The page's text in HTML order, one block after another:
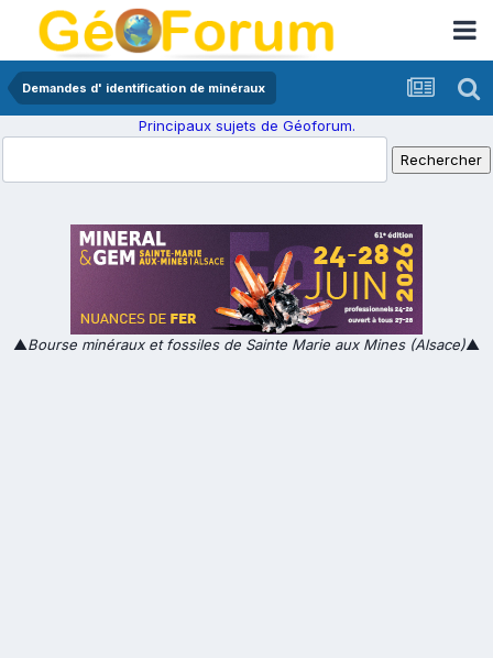
Demandes d' identification de minéraux
Principaux sujets de Géoforum.
▲Bourse minéraux et fossiles de Sainte Marie aux Mines (Alsace)▲